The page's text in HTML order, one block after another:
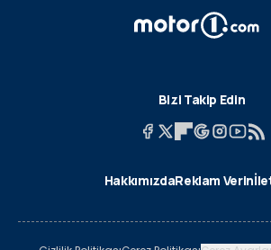
Bizi Takip Edin
HakkımızdaReklam Verin